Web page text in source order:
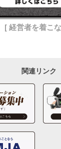
[ 経営者を着こ
関連リンク